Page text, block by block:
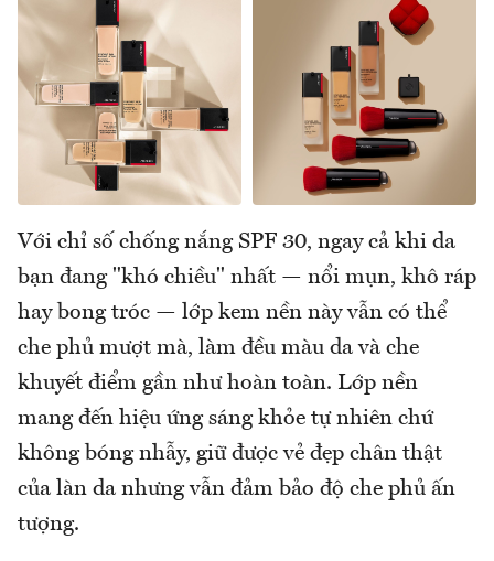
Với chỉ số chống nắng SPF 30, ngay cả khi da
bạn đang "khó chiều" nhất — nổi mụn, khô ráp
hay bong tróc — lớp kem nền này vẫn có thể
che phủ mượt mà, làm đều màu da và che
khuyết điểm gần như hoàn toàn. Lớp nền
mang đến hiệu ứng sáng khỏe tự nhiên chứ
không bóng nhẫy, giữ được vẻ đẹp chân thật
của làn da nhưng vẫn đảm bảo độ che phủ ấn
tượng.